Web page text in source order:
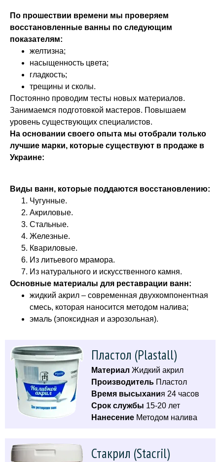
По прошествии времени мы проверяем
восстановленные ванны по следующим
показателям:
желтизна;
насыщенность цвета;
гладкость;
трещины и сколы.
Постоянно проводим тесты новых материалов.
Занимаемся подготовкой мастеров. Повышаем
уровень существующих специалистов.
На основании своего опыта мы отобрали только
лучшие марки, которые существуют в продаже в
Украине:
Виды ванн, которые поддаются восстановлению:
Чугунные.
Акриловые.
Стальные.
Железные.
Квариловые.
Из литьевого мрамора.
Из натурального и искусственного камня.
Основные материалы для реставрации ванн:
жидкий акрил – современная двухкомпонентная
смесь, которая наносится методом налива;
эмаль (эпоксидная и аэрозольная).
Пластол (Plastall)
Материал Жидкий акрил
Производитель Пластол
Время высыхания 24 часов
Срок службы 15-20 лет
Нанесение Методом налива
Стакрил (Stacril)